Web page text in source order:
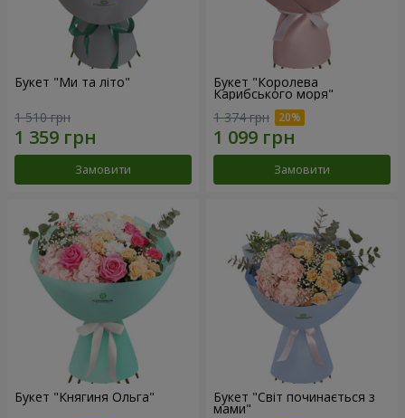
Букет "Ми та літо"
1 510 грн
Замовити
Букет "Королева
Карибського моря"
1 374 грн
Замовити
Букет "Княгиня Ольга" Букет "Світ починається з
мами"